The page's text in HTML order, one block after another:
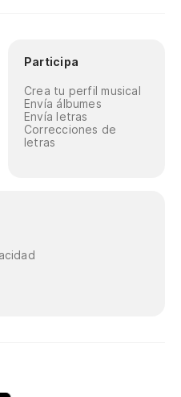
Participa
Crea tu perfil musical
Envía álbumes
Envía letras
Correcciones de
letras